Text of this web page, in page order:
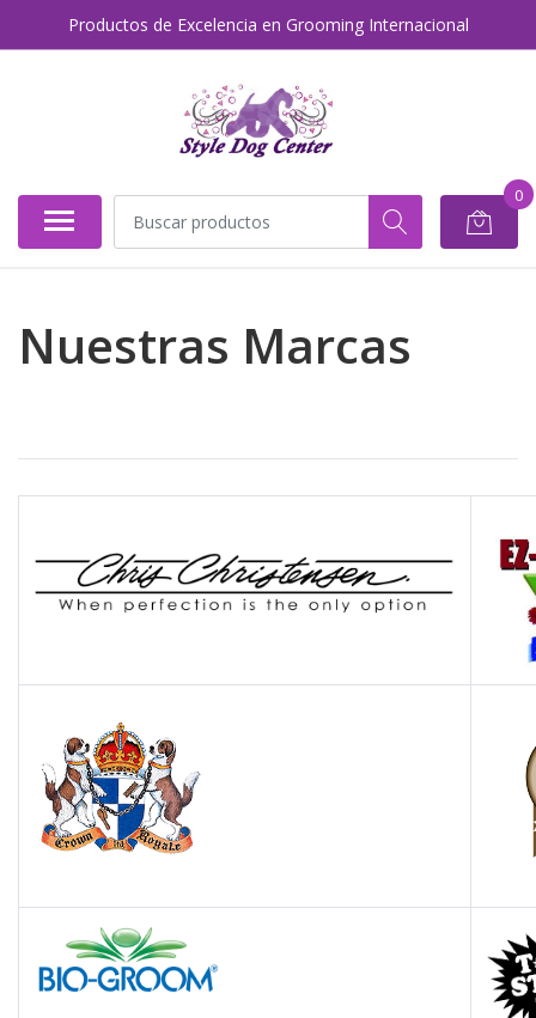
Productos de Excelencia en Grooming Internacional
0
Nuestras Marcas